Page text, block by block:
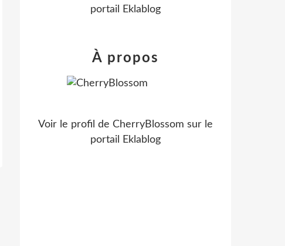
portail Eklablog
À propos
Voir le profil de CherryBlossom sur le
portail Eklablog